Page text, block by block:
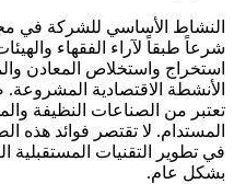
النشاط الأساسي للشركة في
شرعاً طبقاً لآراء الفقهاء
استخراج واستخلاص المعادن
الأنشطة الاقتصادية المشروعة.
تعتبر من الصناعات النظيفة
المستدام. لا تقتصر فوائد هذه
في تطوير التقنيات المستقبلية
بشكل عام.